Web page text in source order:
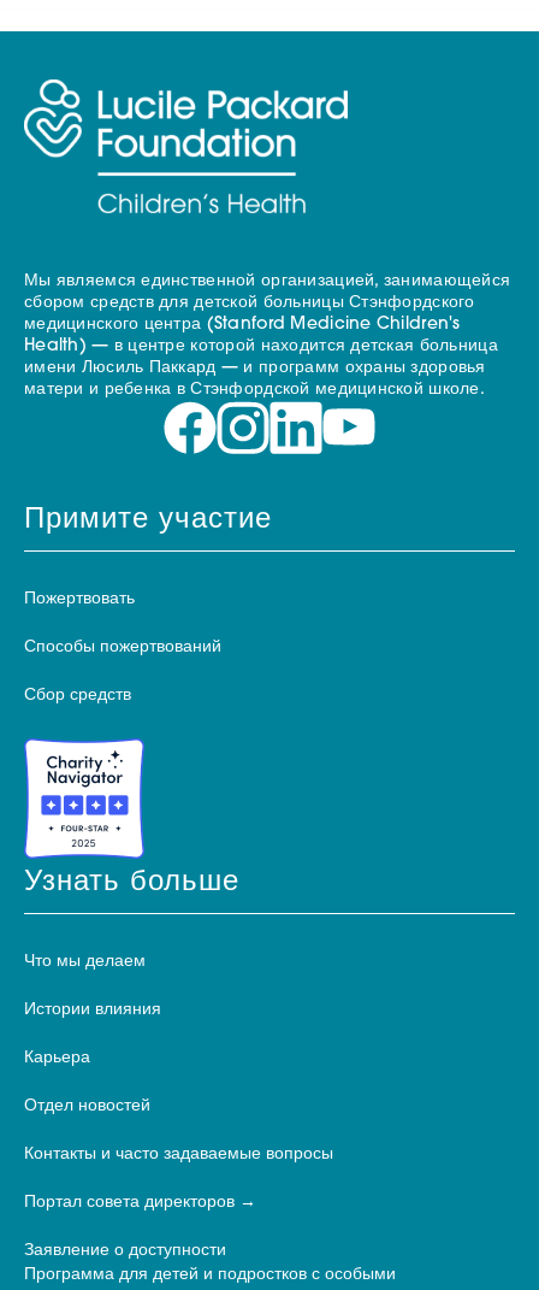
Мы являемся единственной организацией, занимающейся
сбором средств для детской больницы Стэнфордского
медицинского центра (Stanford Medicine Children's
Health) — в центре которой находится детская больница
имени Люсиль Паккард — и программ охраны здоровья
матери и ребенка в Стэнфордской медицинской школе.
Примите участие
Пожертвовать
Способы пожертвований
Сбор средств
Узнать больше
Что мы делаем
Истории влияния
Карьера
Отдел новостей
Контакты и часто задаваемые вопросы
Портал совета директоров
Заявление о доступности
Программа для детей и подростков с особыми